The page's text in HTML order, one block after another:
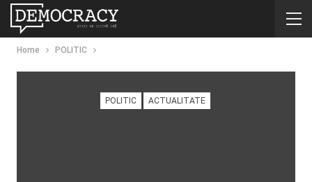
Home POLITIC
POLITIC ACTUALITATE